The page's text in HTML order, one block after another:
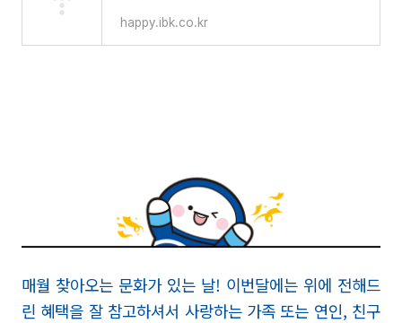
happy.ibk.co.kr
매월 찾아오는 문화가 있는 날! 이번달에는 위에 전해드
린 혜택을 잘 참고하셔서 사랑하는 가족 또는 연인, 친구